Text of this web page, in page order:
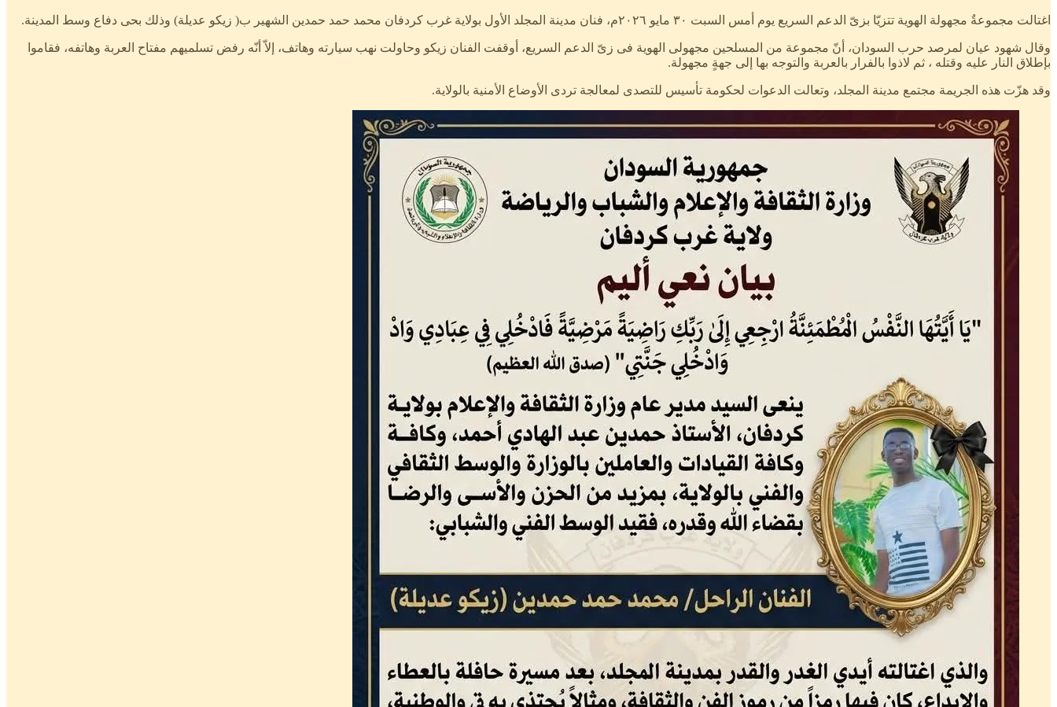
اغتالت مجموعةٌ مجهولة الهوية تتزيّا بزىّ الدعم السريع يوم أمس السبت ٣٠ مايو ٢٠٢٦م، فنان مدينة المجلد الأول بولاية غرب كردفان محمد حمد حمدين الشهير ب( زيكو عديلة) وذلك بحى دفاع وسط المدينة.
وقال شهود عيان لمرصد حرب السودان، أنّ مجموعة من المسلحين مجهولى الهوية فى زىّ الدعم السريع، أوقفت الفنان زيكو وحاولت نهب سيارته وهاتف، إلاّ أنّه رفض تسلميهم مفتاح العربة وهاتفه، فقاموا
بإطلاق النار عليه وقتله ، ثم لاذوا بالفرار بالعربة والتوجه بها إلى جهةٍ مجهولة.
وقد هزّت هذه الجريمة مجتمع مدينة المجلد، وتعالت الدعوات لحكومة تأسيس للتصدى لمعالجة تردى الأوضاع الأمنية بالولاية.